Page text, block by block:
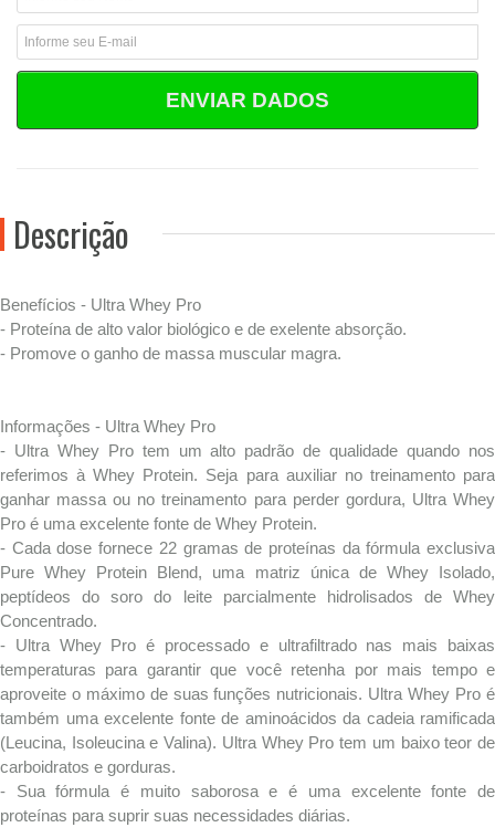
ENVIAR DADOS
Descrição
Benefícios - Ultra Whey Pro
- Proteína de alto valor biológico e de exelente absorção.
- Promove o ganho de massa muscular magra.
Informações - Ultra Whey Pro
- Ultra Whey Pro tem um alto padrão de qualidade quando nos
referimos à Whey Protein. Seja para auxiliar no treinamento para
ganhar massa ou no treinamento para perder gordura, Ultra Whey
Pro é uma excelente fonte de Whey Protein.
- Cada dose fornece 22 gramas de proteínas da fórmula exclusiva
Pure Whey Protein Blend, uma matriz única de Whey Isolado,
peptídeos do soro do leite parcialmente hidrolisados de Whey
Concentrado.
- Ultra Whey Pro é processado e ultrafiltrado nas mais baixas
temperaturas para garantir que você retenha por mais tempo e
aproveite o máximo de suas funções nutricionais. Ultra Whey Pro é
também uma excelente fonte de aminoácidos da cadeia ramificada
(Leucina, Isoleucina e Valina). Ultra Whey Pro tem um baixo teor de
carboidratos e gorduras.
- Sua fórmula é muito saborosa e é uma excelente fonte de
proteínas para suprir suas necessidades diárias.